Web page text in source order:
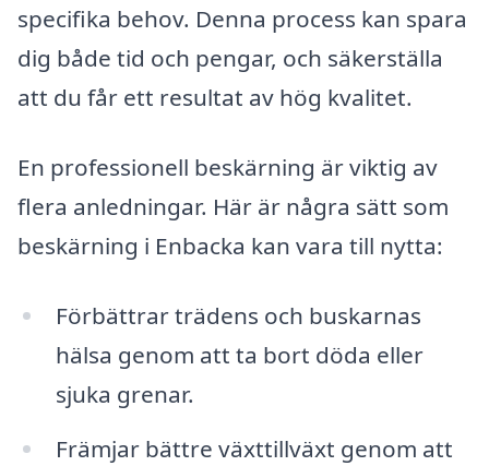
specifika behov. Denna process kan spara
dig både tid och pengar, och säkerställa
att du får ett resultat av hög kvalitet.
En professionell beskärning är viktig av
flera anledningar. Här är några sätt som
beskärning i Enbacka kan vara till nytta:
Förbättrar trädens och buskarnas
hälsa genom att ta bort döda eller
sjuka grenar.
Främjar bättre växttillväxt genom att